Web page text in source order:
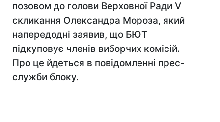
позовом до голови Верховної Ради V
скликання Олександра Мороза, який
напередодні заявив, що БЮТ
підкуповує членів виборчих комісій.
Про це йдеться в повідомленні прес-
служби блоку.